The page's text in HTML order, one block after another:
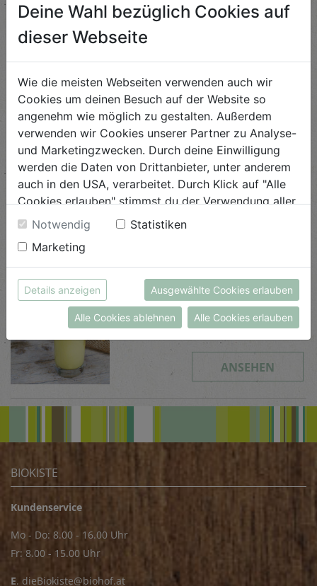
Erdnussbutter-Erdbeer-Cups
leicht
ANSEHEN
Schnelle Blätterteig-
Tannenbäume
Schwierigkeit
leicht
Vegane Mango Creme
Schwierigkeit
ANSEHEN
BIOKISTE
Kundenservice
Mo - Do: 8.00 - 16.00 Uhr
Fr: 8.00 - 15.00 Uhr
E. dieBiokiste@biohof.at
Deine Wahl bezüglich Cookies auf
dieser Webseite
Wie die meisten Webseiten verwenden auch wir
Cookies um deinen Besuch auf der Website so
angenehm wie möglich zu gestalten. Außerdem
verwenden wir Cookies unserer Partner zu Analyse-
und Marketingzwecken. Durch deine Einwilligung
werden die Daten von Drittanbieter, unter anderem
auch in den USA, verarbeitet. Durch Klick auf "Alle
Cookies erlauben" stimmst du der Verwendung aller
Cookies zu. Unter "Details anzeigen" findest du alle
Infos zu den unterschiedlichen Cookies, du kannst
auch entscheiden, welche Cookies du erlauben
möchtest.
Weitere Informationen findest du in unserer
Datenschutzerklärungbzw. imImpressum
Notwendig
Statistiken
Marketing
Details anzeigen Ausgewählte Cookies erlauben
Alle Cookies ablehnen Alle Cookies erlauben